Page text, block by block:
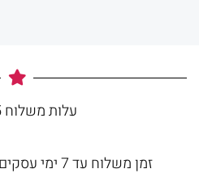
עלות משלוח 25 ש"ח
זמן משלוח עד 7 ימי עסקים לא כולל יום ההזמנה